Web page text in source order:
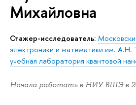
Михайловна
Стажер-исследователь:
электроники и математики им. А.Н.
учебная лаборатория квантовой
Начала работать в НИУ ВШЭ в